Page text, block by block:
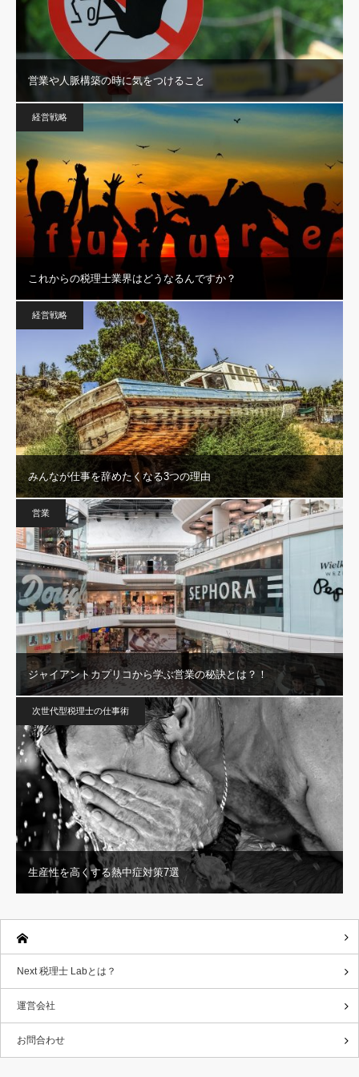
営業や人脈構築の時に気をつけること
経営戦略
これからの税理士業界はどうなるんですか？
経営戦略
みんなが仕事を辞めたくなる3つの理由
営業
ジャイアントカプリコから学ぶ営業の秘訣とは？！
次世代型税理士の仕事術
生産性を高くする熱中症対策7選
Next 税理士 Labとは？
運営会社
お問合わせ